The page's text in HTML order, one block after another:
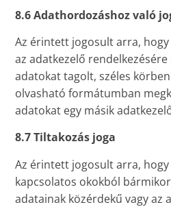
8.6 Adathordozáshoz való
Az érintett jogosult arra,
az adatkezelő
adatokat tagolt, széles
olvasható formátumban
adatokat egy másik
8.7 Tiltakozás joga
Az érintett jogosult arra, hogy
kapcsolatos okokból
adatainak közérdekű vagy az